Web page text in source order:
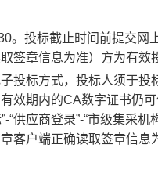
。 投标截止时间前提交网
签章信息为准） 方为有效
投标方式，投标人须于
效期内的CA数字证书仍
-“供应商登录”-“市级集采机
客户端正确读取签章信息